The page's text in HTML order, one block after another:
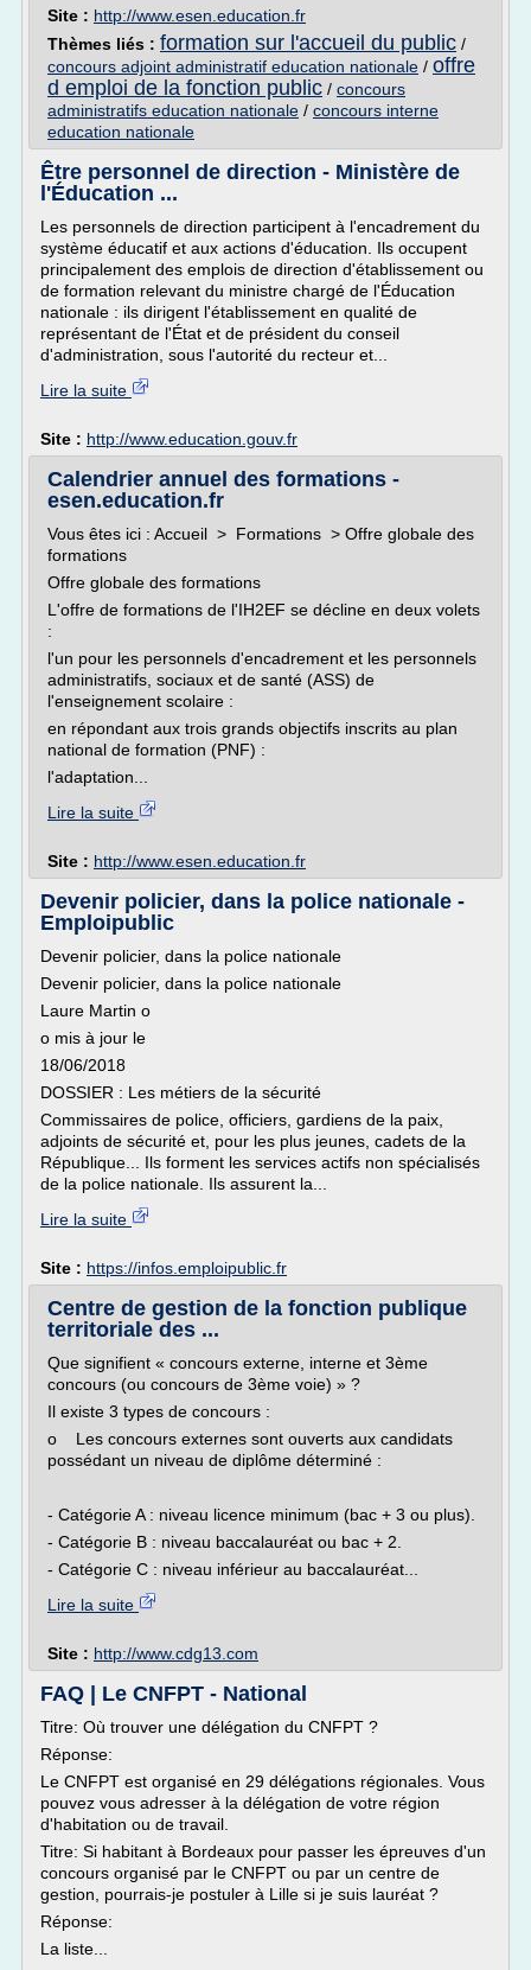
Site : http://www.esen.education.fr
Thèmes liés : formation sur l'accueil du public /
concours adjoint administratif education nationale / offre
d emploi de la fonction public / concours
administratifs education nationale / concours interne
education nationale
Être personnel de direction - Ministère de
l'Éducation ...
Les personnels de direction participent à l'encadrement du
système éducatif et aux actions d'éducation. Ils occupent
principalement des emplois de direction d'établissement ou
de formation relevant du ministre chargé de l'Éducation
nationale : ils dirigent l'établissement en qualité de
représentant de l'État et de président du conseil
d'administration, sous l'autorité du recteur et...
Lire la suite
Site : http://www.education.gouv.fr
Calendrier annuel des formations -
esen.education.fr
Vous êtes ici : Accueil > Formations > Offre globale des
formations
Offre globale des formations
L'offre de formations de l'IH2EF se décline en deux volets
:
l'un pour les personnels d'encadrement et les personnels
administratifs, sociaux et de santé (ASS) de
l'enseignement scolaire :
en répondant aux trois grands objectifs inscrits au plan
national de formation (PNF) :
l'adaptation...
Lire la suite
Site : http://www.esen.education.fr
Devenir policier, dans la police nationale -
Emploipublic
Devenir policier, dans la police nationale
Devenir policier, dans la police nationale
Laure Martin o
o mis à jour le
18/06/2018
DOSSIER : Les métiers de la sécurité
Commissaires de police, officiers, gardiens de la paix,
adjoints de sécurité et, pour les plus jeunes, cadets de la
République... Ils forment les services actifs non spécialisés
de la police nationale. Ils assurent la...
Lire la suite
Site : https://infos.emploipublic.fr
Centre de gestion de la fonction publique
territoriale des ...
Que signifient « concours externe, interne et 3ème
concours (ou concours de 3ème voie) » ?
Il existe 3 types de concours :
o Les concours externes sont ouverts aux candidats
possédant un niveau de diplôme déterminé :
- Catégorie A : niveau licence minimum (bac + 3 ou plus).
- Catégorie B : niveau baccalauréat ou bac + 2.
- Catégorie C : niveau inférieur au baccalauréat...
Lire la suite
Site : http://www.cdg13.com
FAQ | Le CNFPT - National
Titre: Où trouver une délégation du CNFPT ?
Réponse:
Le CNFPT est organisé en 29 délégations régionales. Vous
pouvez vous adresser à la délégation de votre région
d'habitation ou de travail.
Titre: Si habitant à Bordeaux pour passer les épreuves d'un
concours organisé par le CNFPT ou par un centre de
gestion, pourrais-je postuler à Lille si je suis lauréat ?
Réponse:
La liste...